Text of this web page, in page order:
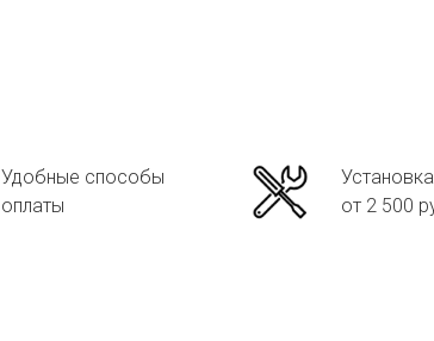
Удобные способы
оплаты
от 2 500